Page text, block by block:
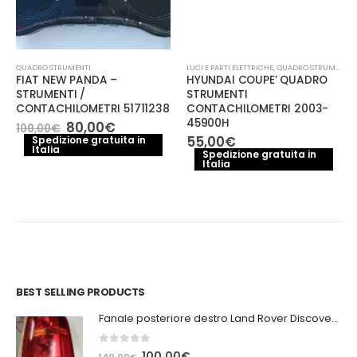
QUADRO STRUMENTI
FIAT NEW PANDA –
STRUMENTI /
CONTACHILOMETRI 51711238
100,00€ Il
prezzo
originale
80,00€Il
prezzo
attuale
Spedizione gratuita in
Italia
LUCI E PARTI ELETTRICHE,QUADRO STRUMENTI
HYUNDAI COUPE’ QUADRO
STRUMENTI
CONTACHILOMETRI 2003-
45900H
55,00€
Spedizione gratuita in
Italia
BEST SELLING PRODUCTS
Fanale posteriore destro Land Rover Discovery 3
out of 5